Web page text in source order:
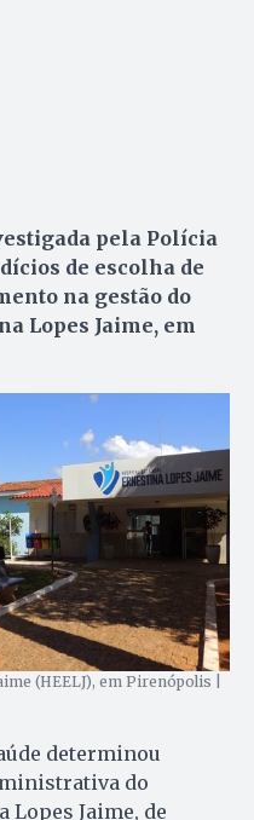
pela Polícia
de escolha de
na gestão do
Lopes Jaime, em
(HEELJ), em Pirenópolis |
determinou
do
Jaime, de